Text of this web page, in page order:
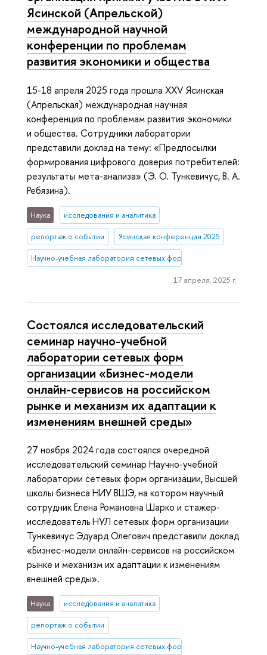
Ясинской (Апрельской)
международной научной
конференции по проблемам
развития экономики и общества
15-18 апреля 2025 года прошла XXV Ясинская
(Апрельская) международная научная
конференция по проблемам развития экономики
и общества. Сотрудники лаборатории
представили доклад на тему: «Предпосылки
формирования цифрового доверия потребителей:
результаты мета-анализа» (Э. О. Тункевичус, В. А.
Ребязина).
Наука исследования и аналитика
репортаж о событии Ясинская конференция 2025
Научно-учебная лаборатория сетевых форм организации
17 апреля, 2025 г.
Состоялся исследовательский
семинар научно-учебной
лаборатории сетевых форм
организации «Бизнес-модели
онлайн-сервисов на российском
рынке и механизм их адаптации к
изменениям внешней среды»
27 ноября 2024 года состоялся очередной
исследовательский семинар Научно-учебной
лаборатории сетевых форм организации, Высшей
школы бизнеса НИУ ВШЭ, на котором научный
сотрудник Елена Романовна Шарко и стажер-
исследователь НУЛ сетевых форм организации
Тункевичус Эдуард Олегович представили доклад
«Бизнес-модели онлайн-сервисов на российском
рынке и механизм их адаптации к изменениям
внешней среды».
Наука исследования и аналитика
репортаж о событии
Научно-учебная лаборатория сетевых форм организации